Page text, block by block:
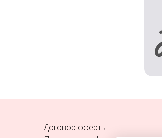
Договор оферты